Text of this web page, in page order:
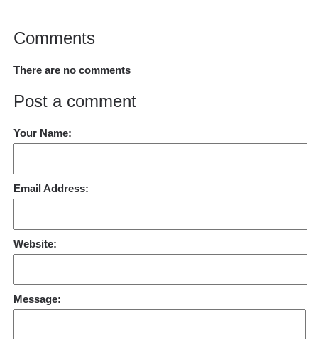
Comments
There are no comments
Post a comment
Your Name:
Email Address:
Website:
Message: